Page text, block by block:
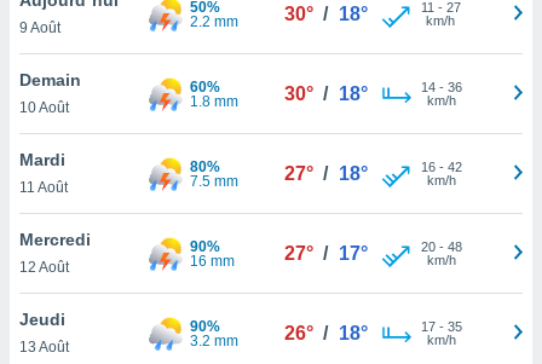
et
»,
au
vous
qu'ils
ou
le
9 Août
50%
2.2 mm
30° / 18° 11 - 27
km/h
Demain
10 Août
60%
1.8 mm
30° / 18° 14- 36
km/h
Mardi
11 Août
80%
7.5 mm
27° / 18° 16- 42
km/h
Mercredi
12 Août
90%
16 mm
27° / 17° 20- 48
km/h
Jeudi
13 Août
90%
3.2 mm
26° / 18° 17- 35
km/h